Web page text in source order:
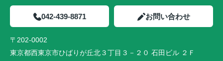
042-439-8871 お問い合わせ
〒202-0002
東京都西東京市ひばりが丘北３丁目３－２０ 石田ビル ２Ｆ